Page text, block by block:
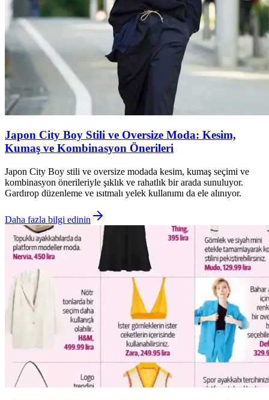
Japon City Boy Stili ve Oversize Moda: Kesim,
Kumaş ve Kombinasyon Önerileri
Japon City Boy stili ve oversize modada kesim, kumaş seçimi ve
kombinasyon önerileriyle şıklık ve rahatlık bir arada sunuluyor.
Gardırop düzenleme ve ısıtmalı yelek kullanımı da ele alınıyor.
Daha fazla bilgi edinin